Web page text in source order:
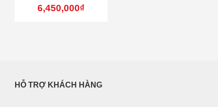
6,450,000₫
HỖ TRỢ KHÁCH HÀNG